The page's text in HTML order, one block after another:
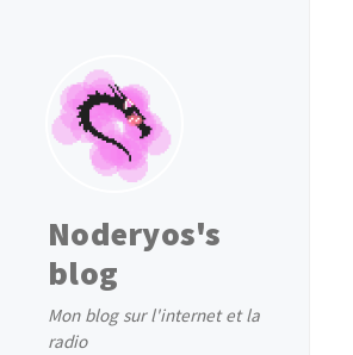
Noderyos's
blog
Mon blog sur l'internet et la
radio